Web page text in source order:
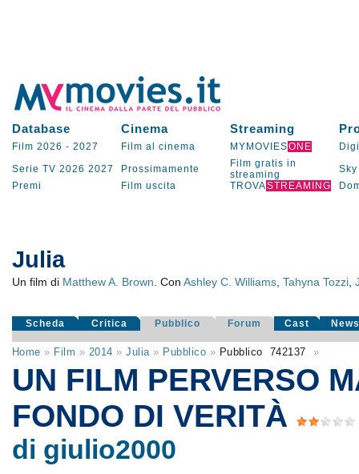
Database Cinema Streaming
Film 2026 - 2027 Film al cinema MYMOVIESONE
Serie TV 2026 2027 Prossimamente
Film gratis in
streaming
Sky
Premi
Film uscita TROVASTREAMING
Julia
Un film di Matthew A. Brown . Con Ashley C. Williams, Tahyna Tozzi,
Scheda Critica Pubblico Forum Cast
Home » Film » 2014 »Julia» Pubblico » Pubblico 742137 »
UN FILM PERVERSO
FONDO DI VERITÀ
di giulio2000